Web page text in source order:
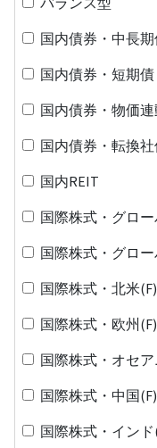
国内債券・中長
国内債券・短期債
国内債券・物価
国内債券・転換
国内REIT
国際株式・グロ
国際株式・グロ
国際株式・北米(F)
国際株式・欧州(F)
国際株式・オセア
国際株式・中国(F)
国際株式・インド